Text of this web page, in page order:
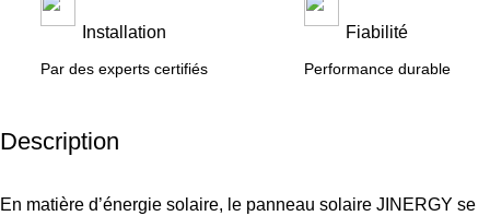
Installation
Par des experts certifiés
Fiabilité
Performance durable
Description
En matière d’énergie solaire, le panneau solaire JINERGY se